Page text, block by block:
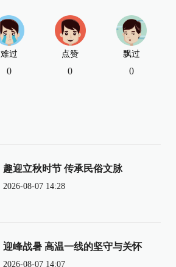
难过
0
点赞
0
飘过
0
趣迎立秋时节 传承民俗文脉
2026-08-07 14:28
迎峰战暑 高温一线的坚守与关怀
2026-08-07 14:07